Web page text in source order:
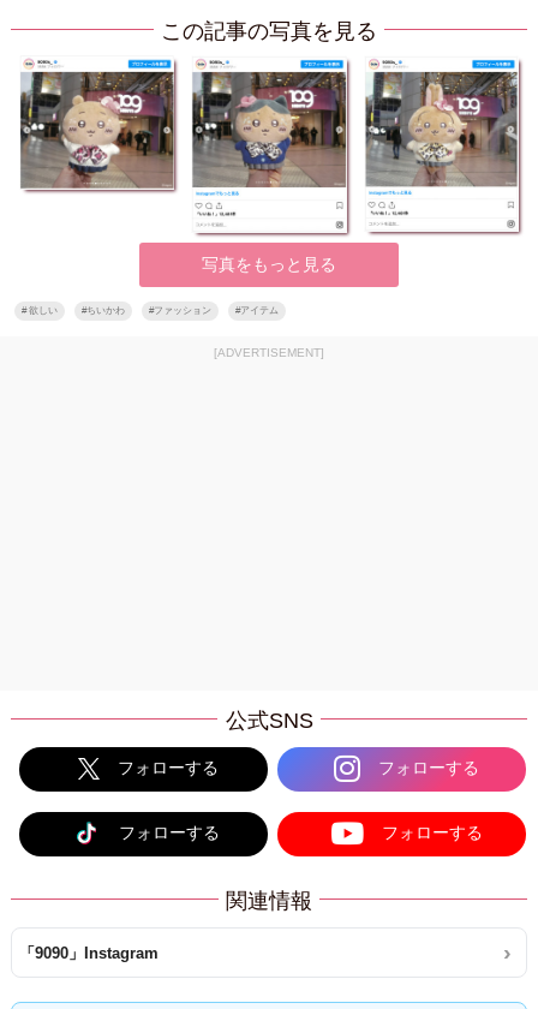
この記事の写真を見る
写真をもっと見る
#欲しい #ちいかわ #ファッション #アイテム
[ADVERTISEMENT]
公式SNS
フォローする フォローする
フォローする フォローする
関連情報
「9090」Instagram